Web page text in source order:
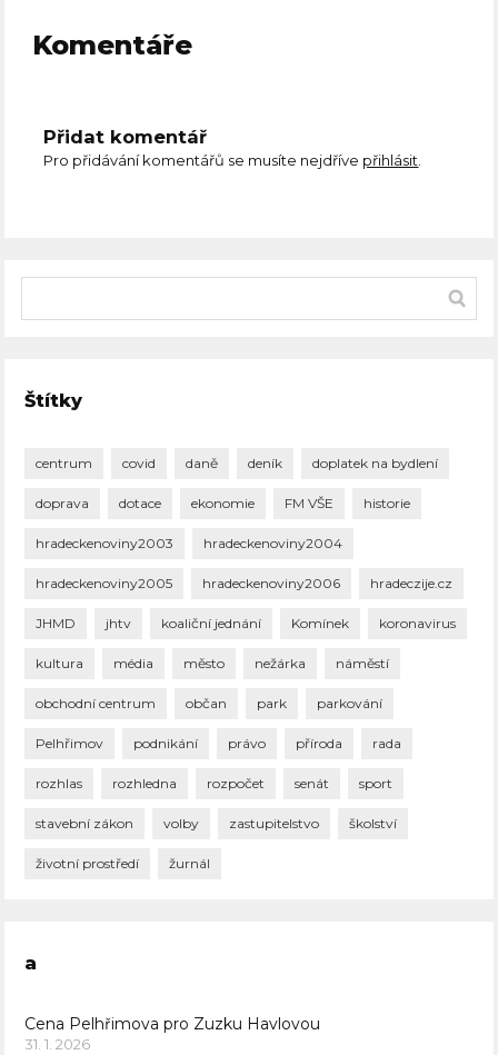
Komentáře
Přidat komentář
Pro přidávání komentářů se musíte nejdříve přihlásit.
Štítky
centrum covid daně deník doplatek na bydlení
doprava dotace ekonomie FM VŠE historie
hradeckenoviny2003 hradeckenoviny2004
hradeckenoviny2005 hradeckenoviny2006 hradeczije.cz
JHMD jhtv koaliční jednání Komínek koronavirus
kultura média město nežárka náměstí
obchodní centrum občan park parkování
Pelhřimov podnikání právo příroda rada
rozhlas rozhledna rozpočet senát sport
stavební zákon volby zastupitelstvo školství
životní prostředí žurnál
a
Cena Pelhřimova pro Zuzku Havlovou
31. 1. 2026